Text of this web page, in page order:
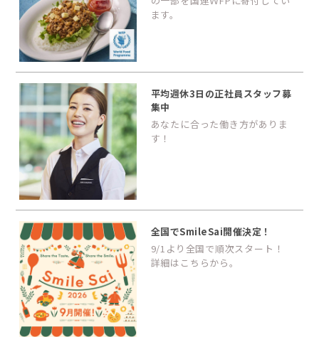
ます。
平均週休3日の正社員スタッフ募
集中
あなたに合った働き方がありま
す！
全国でSmileSai開催決定！
9/1より全国で順次スタート！
詳細はこちらから。